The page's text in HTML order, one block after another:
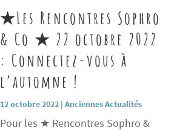
★Les Rencontres Sophro
& Co ★ 22 octobre 2022
: Connectez-vous à
l’automne !
12 octobre 2022| Anciennes Actualités
Pour les ★ Rencontres Sophro &